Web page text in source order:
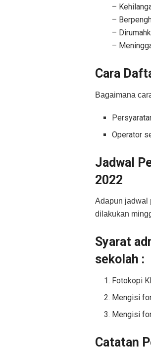
–
–
–
–
Cara
Bagaimana
Operator
Jadwal
2022
Adapun jadwal
dilakukan
Syarat
sekolah :
Fotokopi
Mengisi
Mengisi
Catatan